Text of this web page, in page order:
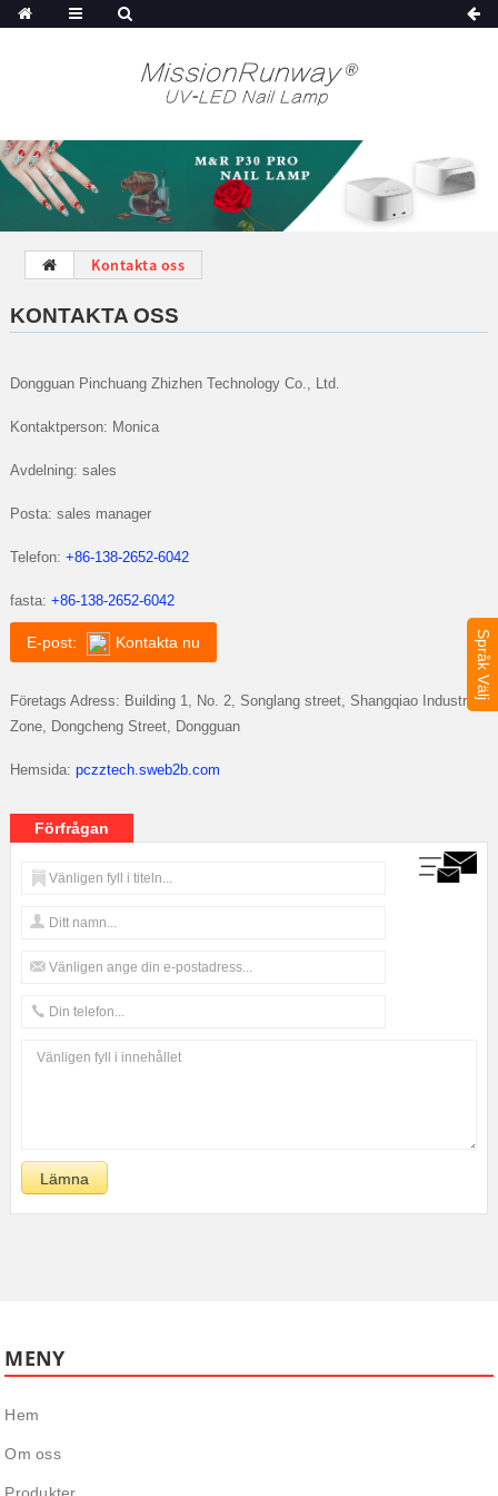
Kontakta oss
KONTAKTA OSS
Dongguan Pinchuang Zhizhen Technology Co., Ltd.
Kontaktperson: Monica
Avdelning: sales
Posta: sales manager
Telefon: +86-138-2652-6042
fasta: +86-138-2652-6042
E-post: Kontakta nu
Företags Adress: Building 1, No. 2, Songlang street, Shangqiao Industrial
Zone, Dongcheng Street, Dongguan
Hemsida: pczztech.sweb2b.com
Förfrågan
MENY
Hem
Om oss
Språk Välj